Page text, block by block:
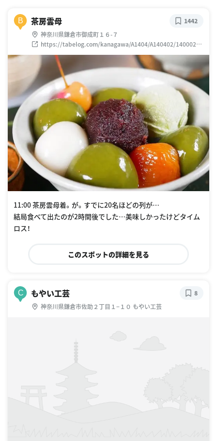
B 茶房雲母
神奈川県鎌倉市御成町１６-７
https://tabelog.com/kanagawa/A1404/A140402/14000248
/
1442
11:00 茶房雲母着。が。すでに20名ほどの列が…
結局食べて出たのが2時間後でした…美味しかったけどタイム
ロス！
このスポットの詳細を見る
C もやい工芸
神奈川県鎌倉市佐助２丁目１−１０ もやい工芸
8